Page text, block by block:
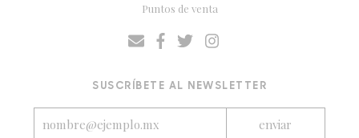
Puntos de venta
SUSCRÍBETE AL NEWSLETTER